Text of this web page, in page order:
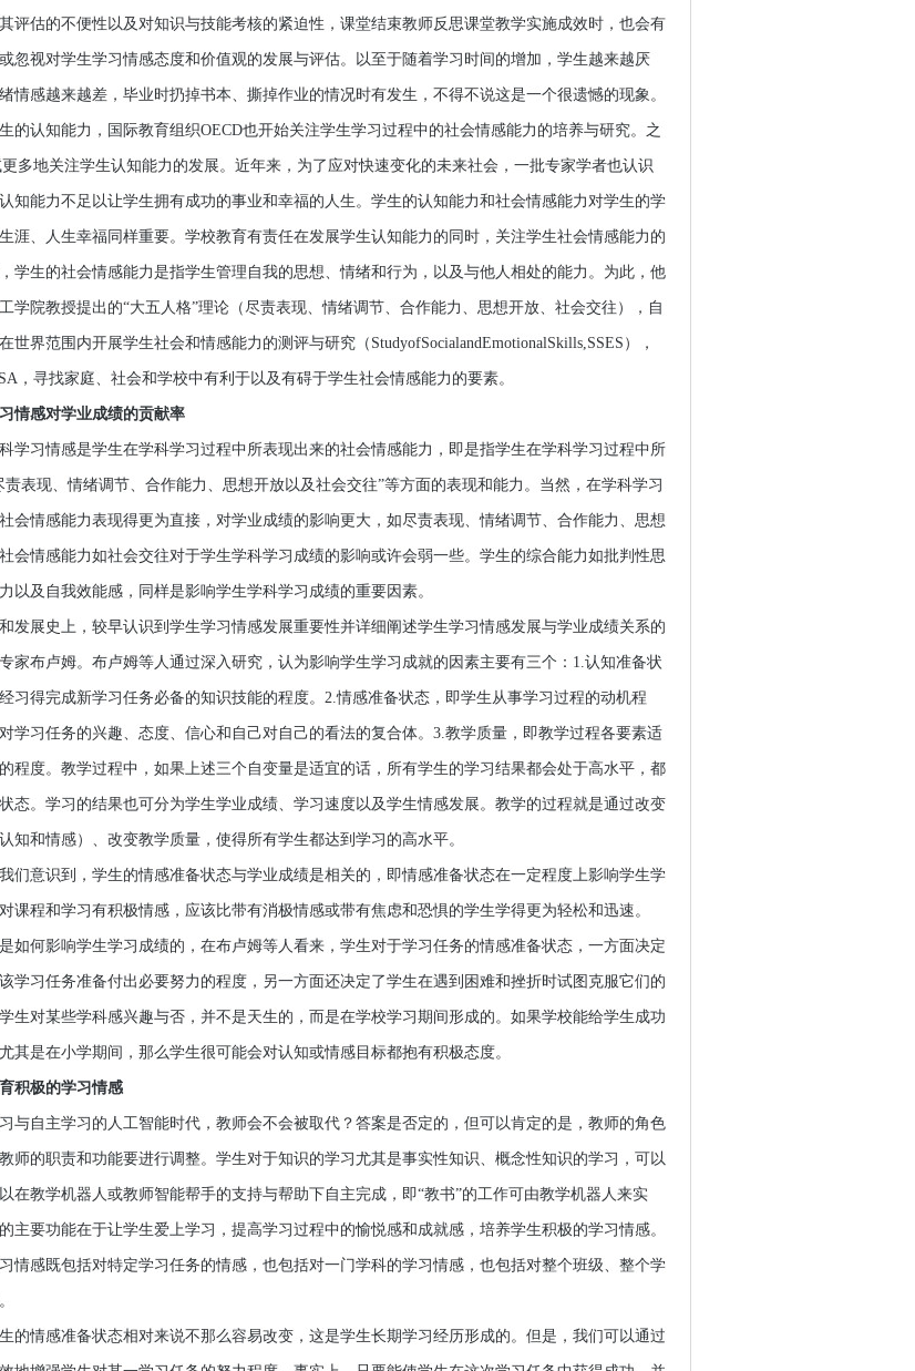
评估的不便性以及对知识与技能考核的紧迫性，课堂结束教师反思课堂教学实施成效时，也会有
忽视对学生学习情感态度和价值观的发展与评估。以至于随着学习时间的增加，学生越来越厌
情感越来越差，毕业时扔掉书本、撕掉作业的情况时有发生，不得不说这是一个很遗憾的现象。
认知能力，国际教育组织OECD也开始关注学生学习过程中的社会情感能力的培养与研究。之
多地关注学生认知能力的发展。近年来，为了应对快速变化的未来社会，一批专家学者也认识
知能力不足以让学生拥有成功的事业和幸福的人生。学生的认知能力和社会情感能力对学生的学
涯、人生幸福同样重要。学校教育有责任在发展学生认知能力的同时，关注学生社会情感能力的
学生的社会情感能力是指学生管理自我的思想、情绪和行为，以及与他人相处的能力。为此，他
学院教授提出的“大五人格”理论（尽责表现、情绪调节、合作能力、思想开放、社会交往），自
世界范围内开展学生社会和情感能力的测评与研究（StudyofSocialandEmotionalSkills,SSES），
，寻找家庭、社会和学校中有利于以及有碍于学生社会情感能力的要素。
情感对学业成绩的贡献率
习情感是学生在学科学习过程中所表现出来的社会情感能力，即是指学生在学科学习过程中所
责表现、情绪调节、合作能力、思想开放以及社会交往”等方面的表现和能力。当然，在学科学习
会情感能力表现得更为直接，对学业成绩的影响更大，如尽责表现、情绪调节、合作能力、思想
会情感能力如社会交往对于学生学科学习成绩的影响或许会弱一些。学生的综合能力如批判性思
以及自我效能感，同样是影响学生学科学习成绩的重要因素。
展史上，较早认识到学生学习情感发展重要性并详细阐述学生学习情感发展与学业成绩关系的
家布卢姆。布卢姆等人通过深入研究，认为影响学生学习成就的因素主要有三个：1.认知准备状
习得完成新学习任务必备的知识技能的程度。2.情感准备状态，即学生从事学习过程的动机程
学习任务的兴趣、态度、信心和自己对自己的看法的复合体。3.教学质量，即教学过程各要素适
程度。教学过程中，如果上述三个自变量是适宜的话，所有学生的学习结果都会处于高水平，都
态。学习的结果也可分为学生学业成绩、学习速度以及学生情感发展。教学的过程就是通过改变
知和情感）、改变教学质量，使得所有学生都达到学习的高水平。
意识到，学生的情感准备状态与学业成绩是相关的，即情感准备状态在一定程度上影响学生学
课程和学习有积极情感，应该比带有消极情感或带有焦虑和恐惧的学生学得更为轻松和迅速。
何影响学生学习成绩的，在布卢姆等人看来，学生对于学习任务的情感准备状态，一方面决定
学习任务准备付出必要努力的程度，另一方面还决定了学生在遇到困难和挫折时试图克服它们的
生对某些学科感兴趣与否，并不是天生的，而是在学校学习期间形成的。如果学校能给学生成功
其是在小学期间，那么学生很可能会对认知或情感目标都抱有积极态度。
积极的学习情感
自主学习的人工智能时代，教师会不会被取代？答案是否定的，但可以肯定的是，教师的角色
师的职责和功能要进行调整。学生对于知识的学习尤其是事实性知识、概念性知识的学习，可以
在教学机器人或教师智能帮手的支持与帮助下自主完成，即“教书”的工作可由教学机器人来实
主要功能在于让学生爱上学习，提高学习过程中的愉悦感和成就感，培养学生积极的学习情感。
情感既包括对特定学习任务的情感，也包括对一门学科的学习情感，也包括对整个班级、整个学
情感准备状态相对来说不那么容易改变，这是学生长期学习经历形成的。但是，我们可以通过